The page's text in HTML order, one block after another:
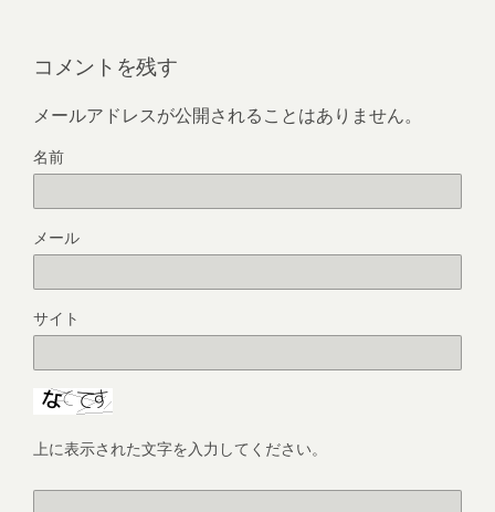
コメントを残す
メールアドレスが公開されることはありません。
名前
メール
サイト
上に表示された文字を入力してください。